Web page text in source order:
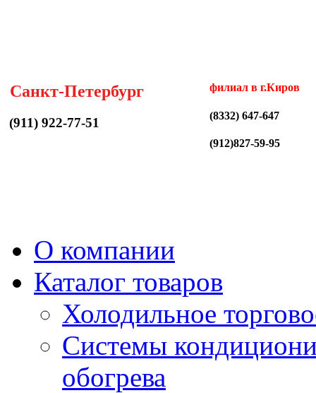
Санкт-Петербург
(911) 922-77-51
филиал в г.Киров
(8332) 647-647
(912)827-59-95
О компании
Каталог товаров
Холодильное
Системы
обогрева